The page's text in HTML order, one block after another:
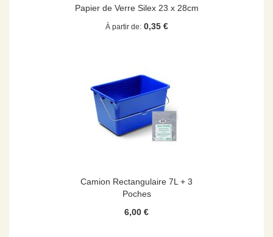
Papier de Verre Silex 23 x 28cm
À partir de 0,35 €
Camion Rectangulaire 7L + 3
Poches
6,00 €